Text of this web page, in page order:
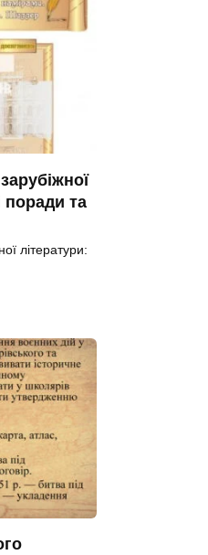
поради та
літератури: